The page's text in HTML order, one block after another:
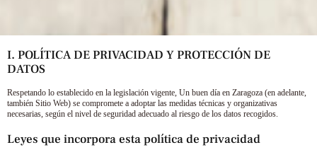
I. POLÍTICA DE PRIVACIDAD Y PROTECCIÓN DE
DATOS
Respetando lo establecido en la legislación vigente, Un buen día en Zaragoza (en adelante,
también Sitio Web) se compromete a adoptar las medidas técnicas y organizativas
necesarias, según el nivel de seguridad adecuado al riesgo de los datos recogidos.
Leyes que incorpora esta política de privacidad